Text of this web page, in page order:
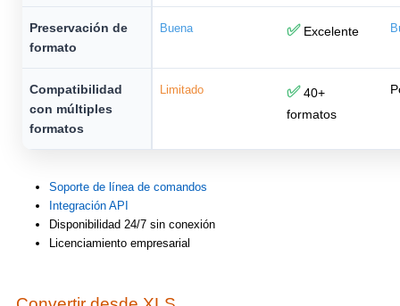
Preservación de
formato
Buena ✅Excelente
Compatibilidad
con múltiples
formatos
Limitado ✅40+
formatos
Soporte de línea de comandos
Integración API
Disponibilidad 24/7 sin conexión
Licenciamiento empresarial